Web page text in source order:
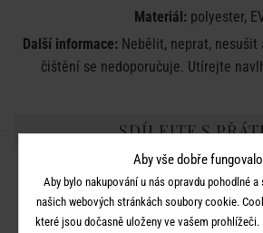
Materiál:polyester,
Další informace: Nebělit, neprat, nesušit
čištění se nedoporučuje. Utírejte
SDÍLEJTE S
Aby vše dobře
Aby bylo nakupování u nás opravdu pohodlné a
našich webových stránkách soubory cookie.
které jsou dočasně uloženy ve vašem